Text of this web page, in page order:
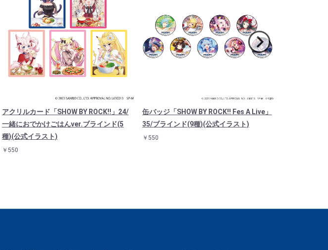
アクリルカード「SHOW BY ROCK!!」24/
一緒におでかけごはんver.ブラインド(5
種)(公式イラスト)
￥550
缶バッジ「SHOW BY ROCK!! Fes A Live」
35/ブラインド(9種)(公式イラスト)
￥550